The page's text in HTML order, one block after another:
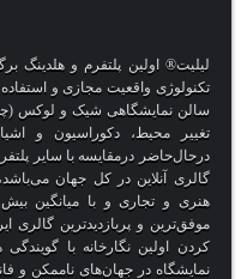
لیلیت® اولین پلتفرم و هلدینگ
تکنولوژی واقعیت مجازی و
سالن نمایشگاهی شیک و لوکس
تغییر محیط، دکوراسیون و
درحال‌حاضر درمقایسه با سایر
هنری و تجاری و با میانگین بیش
موفق‌ترین و پربازدیدترین گالری
کردن اولین نگارخانه با
نمایشگاه در جهان‌های ناممکن و